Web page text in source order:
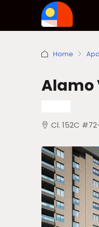
Home
Alamo
Cl. 152C